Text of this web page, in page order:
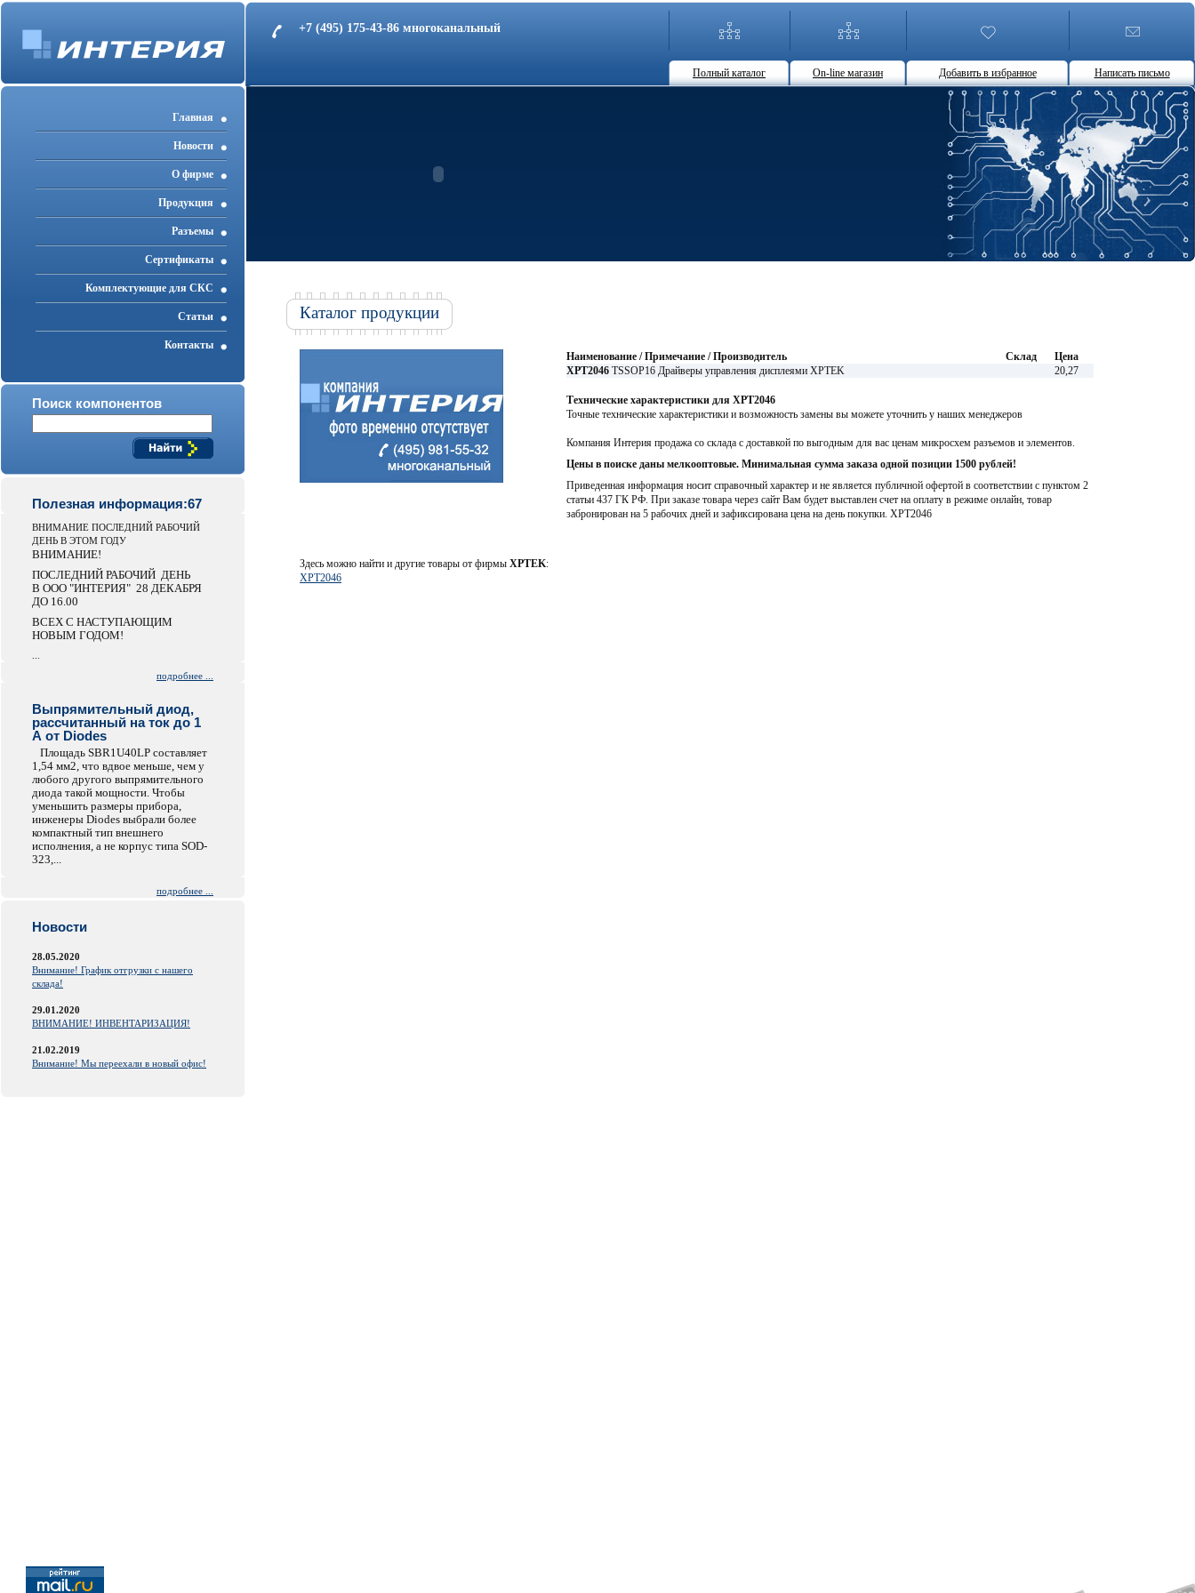
+7 (495) 175-43-86 многоканальный
Полный каталог On-line магазин Добавить в избранное Написать письмо
Главная
Новости
О фирме
Продукция
Разъемы
Cертификаты
Комплектующие для СКС
Статьи
Контакты
Поиск компонентов
Полезная информация:67
ВНИМАНИЕ ПОСЛЕДНИЙ РАБОЧИЙ
ДЕНЬ В ЭТОМ ГОДУ
ВНИМАНИЕ!
ПОСЛЕДНИЙ РАБОЧИЙ ДЕНЬ
В ООО "ИНТЕРИЯ" 28 ДЕКАБРЯ
ДО 16.00
ВСЕХ С НАСТУПАЮЩИМ
НОВЫМ ГОДОМ!
подробнее ...
Выпрямительный диод,
рассчитанный на ток до 1
А от Diodes
Площадь SBR1U40LP составляет
1,54 мм2, что вдвое меньше, чем у
любого другого выпрямительного
диода такой мощности. Чтобы
уменьшить размеры прибора,
инженеры Diodes выбрали более
компактный тип внешнего
исполнения, а не корпус типа SOD-
323,...
подробнее ...
Новости
28.05.2020
Внимание! График отгрузки с нашего
склада!
29.01.2020
ВНИМАНИЕ! ИНВЕНТАРИЗАЦИЯ!
21.02.2019
Внимание! Мы переехали в новый офис!
Каталог продукции
Наименование / Примечание / Производитель Склад
Цена
XPT2046 TSSOP16 Драйверы управления дисплеями XPTEK 20,27
Технические характеристики для XPT2046
Точные технические характеристики и возможность замены вы можете уточнить у наших менеджеров
Компания Интерия продажа со склада с доставкой по выгодным для вас ценам микросхем разъемов и элементов.
Цены в поиске даны мелкооптовые. Минимальная сумма заказа одной позиции 1500 рублей!
Приведенная информация носит справочный характер и не является публичной офертой в соответствии с пунктом 2
статьи 437 ГК РФ. При заказе товара через сайт Вам будет выставлен счет на оплату в режиме онлайн, товар
забронирован на 5 рабочих дней и зафиксирована цена на день покупки. XPT2046
Здесь можно найти и другие товары от фирмы XPTEK:
XPT2046